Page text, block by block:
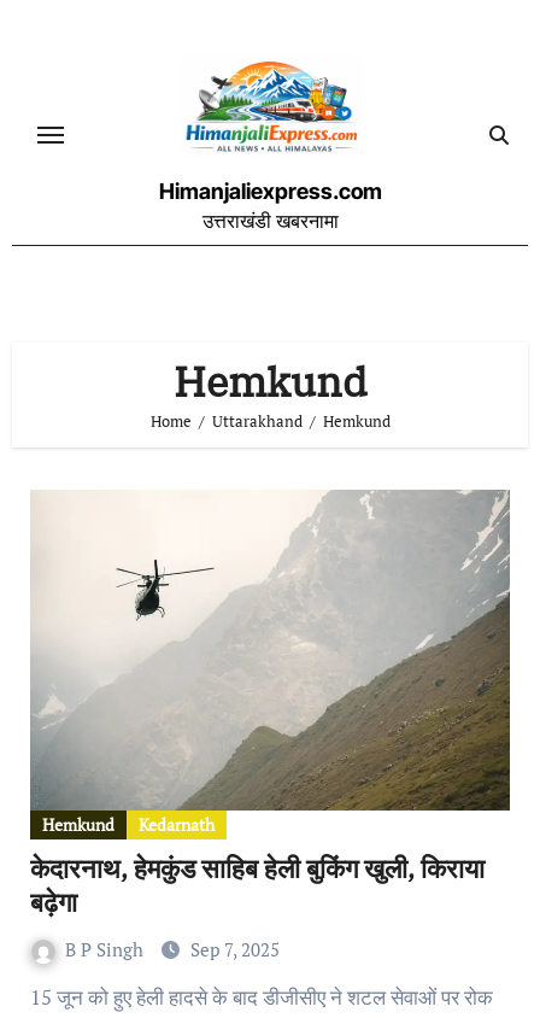
Himanjaliexpress.com
उत्तराखंडी खबरनामा
Hemkund
Home Uttarakhand Hemkund
Hemkund Kedarnath
केदारनाथ, हेमकुंड साहिब हेली बुकिंग खुली, किराया
बढ़ेगा
B P Singh Sep 7, 2025
15 जून को हुए हेली हादसे के बाद डीजीसीए ने शटल सेवाओं पर रोक